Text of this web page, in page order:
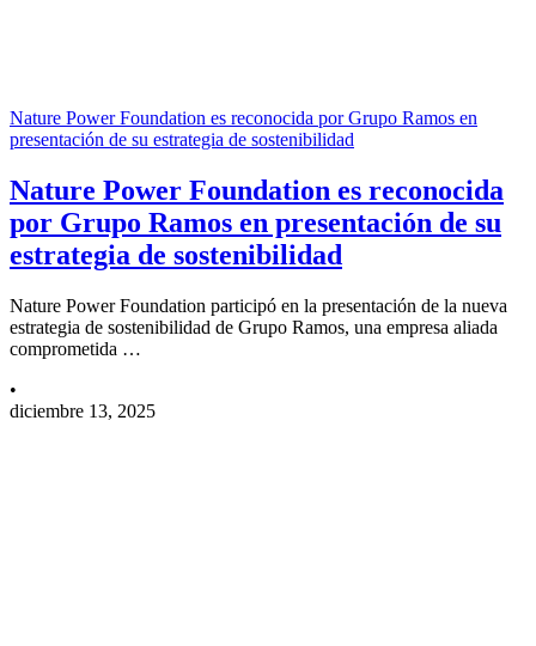
Nature Power Foundation es reconocida por Grupo Ramos en
presentación de su estrategia de sostenibilidad
Nature Power Foundation es reconocida
por Grupo Ramos en presentación de su
estrategia de sostenibilidad
Nature Power Foundation participó en la presentación de la nueva
estrategia de sostenibilidad de Grupo Ramos, una empresa aliada
comprometida …
•
diciembre 13, 2025